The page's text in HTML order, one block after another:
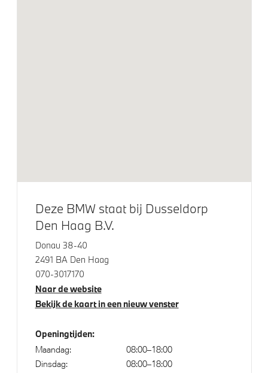
Extra getint glas
Extra getint glas in achterportierruiten en achterruit
Glazen panoramadak
BMW Iconic Glow exterieurpakket
Raamomlijsting M hoogglans Shadow Line
LED koplampen
Trekhaak elektrisch uitklapbaar
Adaptieve LED koplampen
M Hoogglans Shadow Line met uitgebreide omvang
Deze BMW staat bij Dusseldorp
Den Haag B.V.
Donau 38-40
2491 BA Den Haag
070-3017170
Naar de website
Bekijk de kaart in een nieuw venster
Openingtijden:
Maandag:
08:00–18:00
Dinsdag:
08:00–18:00